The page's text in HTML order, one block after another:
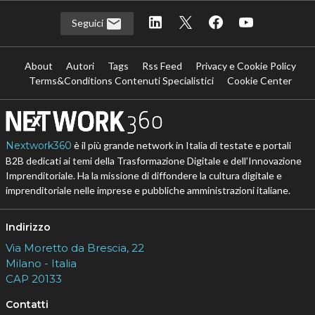
Seguici
About Autori Tags Rss Feed
Privacy e Cookie Policy
Terms&Conditions Contenuti Specialistici
Cookie Center
Nextwork360 è il più grande network in Italia di testate e portali
B2B dedicati ai temi della Trasformazione Digitale e dell’Innovazione
Imprenditoriale. Ha la missione di diffondere la cultura digitale e
imprenditoriale nelle imprese e pubbliche amministrazioni italiane.
Indirizzo
Via Moretto da Brescia, 22
Milano - Italia
CAP 20133
Contatti